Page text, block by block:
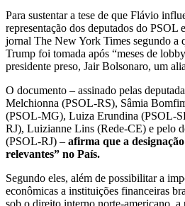
Para sustentar a tese de que Flávio
representação dos deputados do PSOL
jornal The New York Times segundo a
Trump foi tomada após “meses de
presidente preso, Jair Bolsonaro, um
O documento – assinado pelas
Melchionna (PSOL-RS), Sâmia
(PSOL-MG), Luiza Erundina (PSOL-
RJ), Luizianne Lins (Rede-CE) e pelo
(PSOL-RJ) – afirma que a
relevantes” no País.
Segundo eles, além de possibilitar a
econômicas a instituições financeiras
sob o direito interno norte-americano,